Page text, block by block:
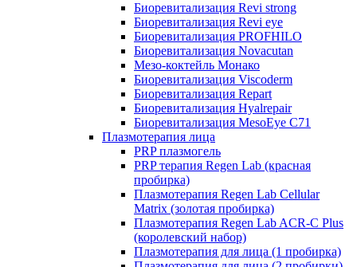
Биоревитализация Revi strong
Биоревитализация Revi eye
Биоревитализация PROFHILO
Биоревитализация Novacutan
Мезо-коктейль Монако
Биоревитализация Viscoderm
Биоревитализация Repart
Биоревитализация Hyalrepair
Биоревитализация MesoEye C71
Плазмотерапия лица
PRP плазмогель
PRP терапия Regen Lab (красная
пробирка)
Плазмотерапия Regen Lab Cellular
Matrix (золотая пробирка)
Плазмотерапия Regen Lab ACR-C Plus
(королевский набор)
Плазмотерапия для лица (1 пробирка)